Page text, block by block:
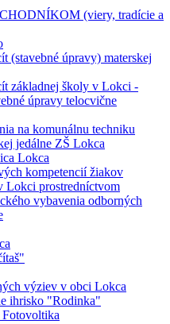
(viery, tradície a
(stavebné úpravy) materskej
základnej školy v Lokci -
úpravy telocvične
na komunálnu techniku
jedálne ZŠ Lokca
Lokca
kompetencií žiakov
Lokci prostredníctvom
vybavenia odborných
výziev v obci Lokca
ihrisko "Rodinka"
Fotovoltika